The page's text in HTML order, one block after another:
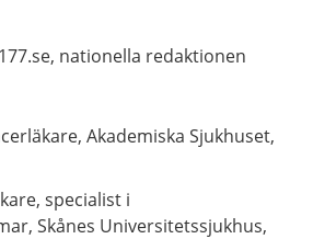
nationella redaktionen
Akademiska Sjukhuset,
specialist i
Skånes Universitetssjukhus,